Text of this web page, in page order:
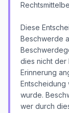
Diese
Beschwerde
dies nicht der
Erinnerung
wurde.
wer durch